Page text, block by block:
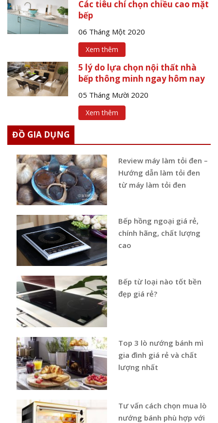
Các tiêu chí chọn chiều cao mặt
bếp
06 Tháng Một 2020
Xem thêm
5 lý do lựa chọn nội thất nhà
bếp thông minh ngay hôm nay
05 Tháng Mười 2020
Xem thêm
ĐỒ GIA DỤNG
Review máy làm tỏi đen –
Hướng dẫn làm tỏi đen
từ máy làm tỏi đen
Bếp hồng ngoại giá rẻ,
chính hãng, chất lượng
cao
Bếp từ loại nào tốt bền
đẹp giá rẻ?
Top 3 lò nướng bánh mì
gia đình giá rẻ và chất
lượng nhất
Tư vấn cách chọn mua lò
nướng bánh phù hợp với